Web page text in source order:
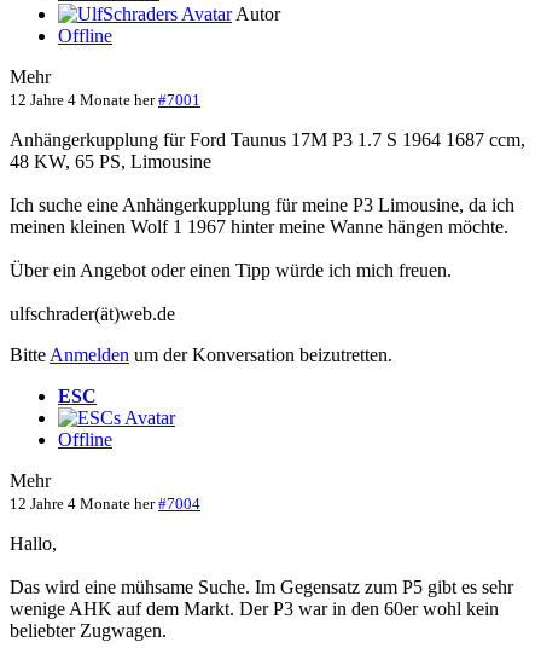
Autor
Offline
Mehr
12 Jahre 4 Monate her #7001
Anhängerkupplung für Ford Taunus 17M P3 1.7 S 1964 1687 ccm,
48 KW, 65 PS, Limousine
Ich suche eine Anhängerkupplung für meine P3 Limousine, da ich
meinen kleinen Wolf 1 1967 hinter meine Wanne hängen möchte.
Über ein Angebot oder einen Tipp würde ich mich freuen.
ulfschrader(ät)web.de
Bitte Anmelden um der Konversation beizutretten.
ESC
Offline
Mehr
12 Jahre 4 Monate her #7004
Hallo,
Das wird eine mühsame Suche. Im Gegensatz zum P5 gibt es sehr
wenige AHK auf dem Markt. Der P3 war in den 60er wohl kein
beliebter Zugwagen.